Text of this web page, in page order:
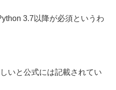
3.7以降が必須というわ
いと公式には記載されてい